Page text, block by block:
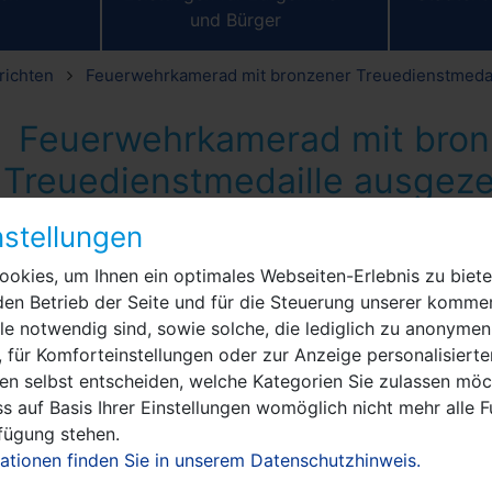
um Ihnen ein optimales Webseiten-Erlebnis zu
Betrieb der Seite und für die Steuerung unserer
notwendig sind, sowie solche, die lediglich zu anonymen
für Komforteinstellungen oder zur Anzeige
selbst entscheiden, welche Kategorien Sie zulassen
auf Basis Ihrer Einstellungen womöglich nicht mehr alle
stehen.
finden Sie in unserem Datenschutzhinweis.
und Bürger
Feuerwehrkamerad mit bronzener
Feuerwehrkamerad mit
Treuedienstmedaille
2021 :Für das beständige ehrenamtliche Engagement
Manuel Meger (LWN) dem Hauptfeuerwehrmann
Medaille für treue Dienste der Freiwilligen Feuerwehr
von Stadtwehrführer Jörg Meyer, dem Vorsitzenden der
Ralph Bluhm (LWN) sowie dem
Klemens Winkler, wurde Kamerad Nagel im
Feierstunde geehrt. Bürgermeister Meger sagte:
Nauen angestellt und ist hier für die